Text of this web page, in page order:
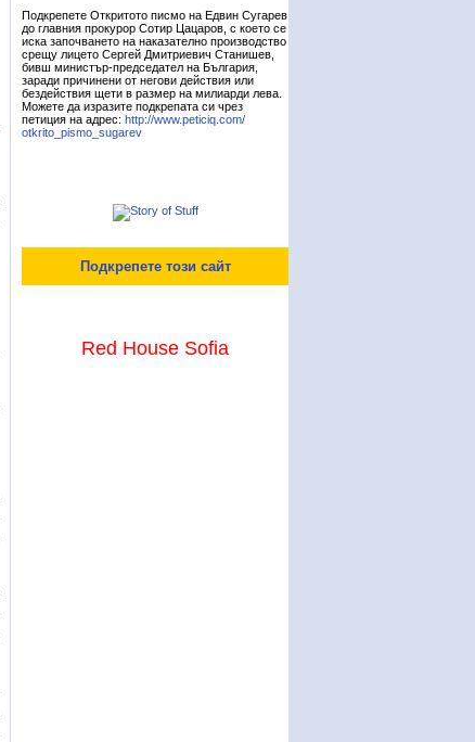
Подкрепете Откритото писмо на Едвин Сугарев
до главния прокурор Сотир Цацаров, с което се
иска започването на наказателно производство
срещу лицето Сергей Дмитриевич Станишев,
бивш министър-председател на България,
заради причинени от негови действия или
бездействия щети в размер на милиарди лева.
Можете да изразите подкрепата си чрез
петиция на адрес: http://www.peticiq.com/
otkrito_pismo_sugarev
Подкрепете този сайт
Red House Sofia